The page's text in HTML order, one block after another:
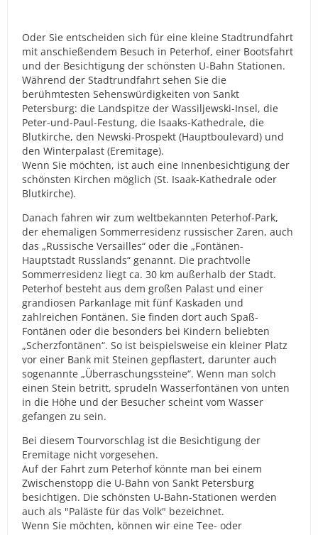
Oder Sie entscheiden sich für eine kleine Stadtrundfahrt
mit anschießendem Besuch in Peterhof, einer Bootsfahrt
und der Besichtigung der schönsten U-Bahn Stationen.
Während der Stadtrundfahrt sehen Sie die
berühmtesten Sehenswürdigkeiten von Sankt
Petersburg: die Landspitze der Wassiljewski-Insel, die
Peter-und-Paul-Festung, die Isaaks-Kathedrale, die
Blutkirche, den Newski-Prospekt (Hauptboulevard) und
den Winterpalast (Eremitage).
Wenn Sie möchten, ist auch eine Innenbesichtigung der
schönsten Kirchen möglich (St. Isaak-Kathedrale oder
Blutkirche).
Danach fahren wir zum weltbekannten Peterhof-Park,
der ehemaligen Sommerresidenz russischer Zaren, auch
das „Russische Versailles“ oder die „Fontänen-
Hauptstadt Russlands“ genannt. Die prachtvolle
Sommerresidenz liegt ca. 30 km außerhalb der Stadt.
Peterhof besteht aus dem großen Palast und einer
grandiosen Parkanlage mit fünf Kaskaden und
zahlreichen Fontänen. Sie finden dort auch Spaß-
Fontänen oder die besonders bei Kindern beliebten
„Scherzfontänen“. So ist beispielsweise ein kleiner Platz
vor einer Bank mit Steinen gepflastert, darunter auch
sogenannte „Überraschungssteine“. Wenn man solch
einen Stein betritt, sprudeln Wasserfontänen von unten
in die Höhe und der Besucher scheint vom Wasser
gefangen zu sein.
Bei diesem Tourvorschlag ist die Besichtigung der
Eremitage nicht vorgesehen.
Auf der Fahrt zum Peterhof könnte man bei einem
Zwischenstopp die U-Bahn von Sankt Petersburg
besichtigen. Die schönsten U-Bahn-Stationen werden
auch als "Paläste für das Volk" bezeichnet.
Wenn Sie möchten, können wir eine Tee- oder